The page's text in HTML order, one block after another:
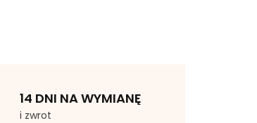
14 DNI NA WYMIANĘ
i zwrot